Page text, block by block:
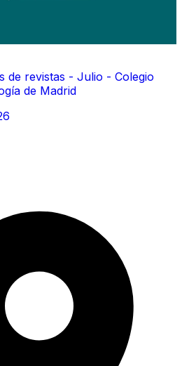
de revistas - Julio - Colegio
de Madrid